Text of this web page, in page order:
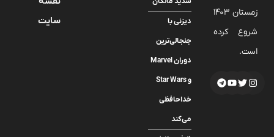
زمستان 1403
شروع کرده
است.
دیزنی با
جنجالی‌ترین
دوران Marvel
و Star Wars
خداحافظی
می‌کند
سایت